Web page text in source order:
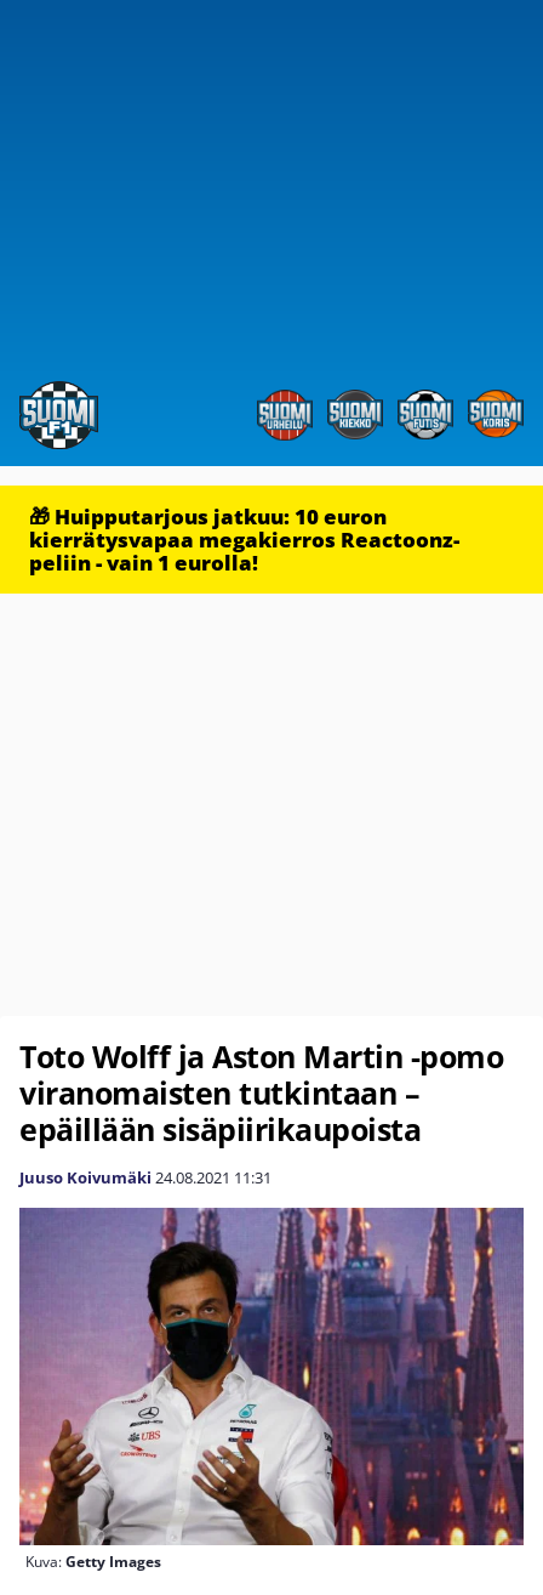
🎁 Huipputarjous jatkuu: 10 euron
kierrätysvapaa megakierros Reactoonz-
peliin - vain 1 eurolla!
Toto Wolff ja Aston Martin -pomo
viranomaisten tutkintaan –
epäillään sisäpiirikaupoista
Juuso Koivumäki 24.08.2021 11:31
Kuva:Getty Images